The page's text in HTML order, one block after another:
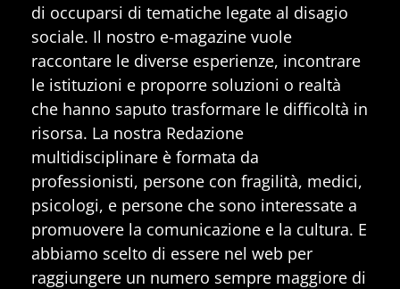
di occuparsi di tematiche legate al disagio
sociale. Il nostro e-magazine vuole
raccontare le diverse esperienze, incontrare
le istituzioni e proporre soluzioni o realtà
che hanno saputo trasformare le difficoltà in
risorsa. La nostra Redazione
multidisciplinare è formata da
professionisti, persone con fragilità, medici,
psicologi, e persone che sono interessate a
promuovere la comunicazione e la cultura. E
abbiamo scelto di essere nel web per
raggiungere un numero sempre maggiore di